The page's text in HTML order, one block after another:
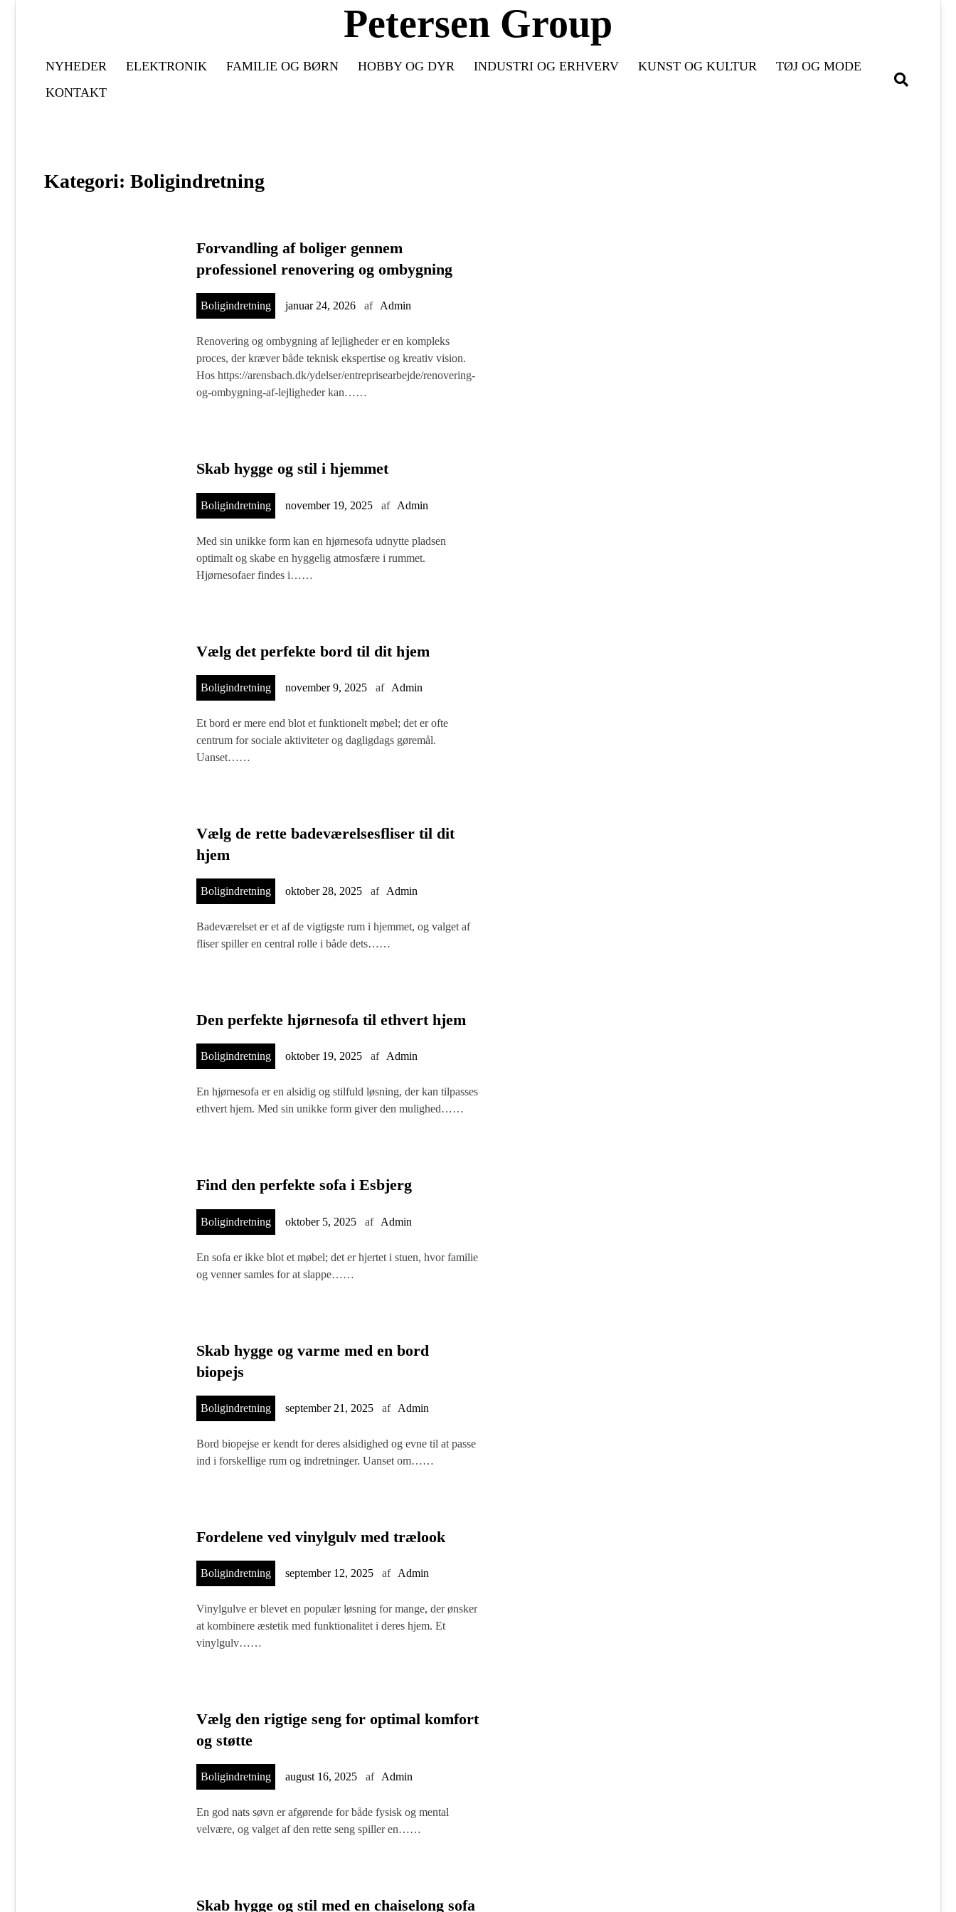
Petersen Group
NYHEDER ELEKTRONIK FAMILIE OG BØRN HOBBY OG DYR INDUSTRI OG ERHVERV KUNST OG KULTUR
TØJ OG MODE
KONTAKT
Kategori: Boligindretning
Forvandling af boliger gennem
professionel renovering og ombygning
Boligindretning januar 24, 2026 af Admin
Renovering og ombygning af lejligheder er en kompleks
proces, der kræver både teknisk ekspertise og kreativ vision.
Hos https://arensbach.dk/ydelser/entreprisearbejde/renovering-
og-ombygning-af-lejligheder kan……
Skab hygge og stil i hjemmet
Boligindretning november 19, 2025 af Admin
Med sin unikke form kan en hjørnesofa udnytte pladsen
optimalt og skabe en hyggelig atmosfære i rummet.
Hjørnesofaer findes i……
Vælg det perfekte bord til dit hjem
Boligindretning november 9, 2025 af Admin
Et bord er mere end blot et funktionelt møbel; det er ofte
centrum for sociale aktiviteter og dagligdags gøremål.
Uanset……
Vælg de rette badeværelsesfliser til dit
hjem
Boligindretning oktober 28, 2025 af Admin
Badeværelset er et af de vigtigste rum i hjemmet, og valget af
fliser spiller en central rolle i både dets……
Den perfekte hjørnesofa til ethvert hjem
Boligindretning oktober 19, 2025 af Admin
En hjørnesofa er en alsidig og stilfuld løsning, der kan tilpasses
ethvert hjem. Med sin unikke form giver den mulighed……
Find den perfekte sofa i Esbjerg
Boligindretning oktober 5, 2025 af Admin
En sofa er ikke blot et møbel; det er hjertet i stuen, hvor familie
og venner samles for at slappe……
Skab hygge og varme med en bord
biopejs
Boligindretning september 21, 2025 af Admin
Bord biopejse er kendt for deres alsidighed og evne til at passe
ind i forskellige rum og indretninger. Uanset om……
Fordelene ved vinylgulv med trælook
Boligindretning september 12, 2025 af Admin
Vinylgulve er blevet en populær løsning for mange, der ønsker
at kombinere æstetik med funktionalitet i deres hjem. Et
vinylgulv……
Vælg den rigtige seng for optimal komfort
og støtte
Boligindretning august 16, 2025 af Admin
En god nats søvn er afgørende for både fysisk og mental
velvære, og valget af den rette seng spiller en……
Skab hygge og stil med en chaiselong sofa